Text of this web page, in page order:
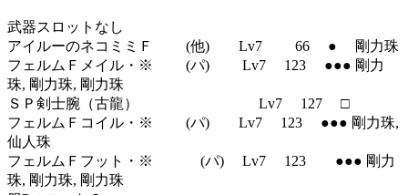
武器スロットなし
アイルーのネコミミＦ (他) Lv7 66 ● 剛力珠
フェルムＦメイル・※ (パ) Lv7 123 ●●● 剛力
珠, 剛力珠, 剛力珠
ＳＰ剣士腕（古龍） Lv7 127 □
フェルムＦコイル・※ (パ) Lv7 123 ●●● 剛力珠,
仙人珠
フェルムＦフット・※ (パ) Lv7 123 ●●● 剛力
珠, 剛力珠, 剛力珠